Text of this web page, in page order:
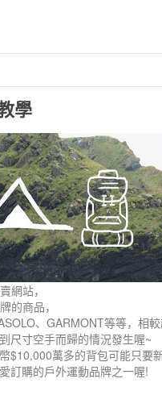
學
網站，
的商品，
、GARMONT等等，相
尺寸空手而歸的情況發生喔~
$10,000萬多的背包可能只要
訂購的戶外運動品牌之一喔!